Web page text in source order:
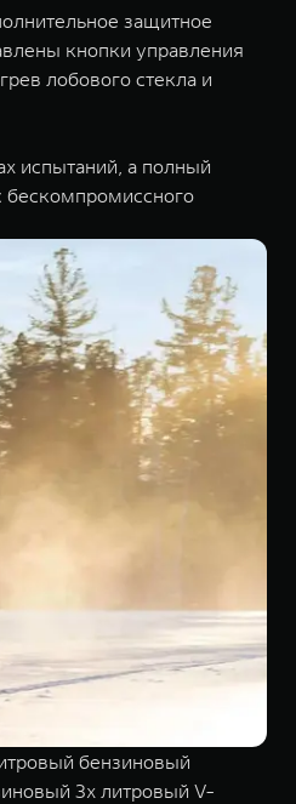
защитное
кнопки управления
лобового стекла и
испытаний, а полный
бескомпромиссного
бензиновый
3х литровый V-